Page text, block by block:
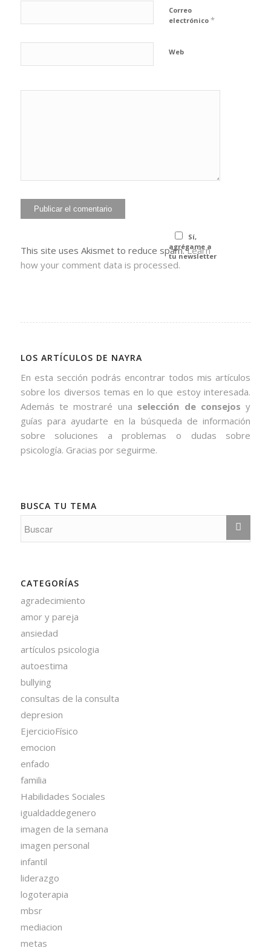
Correo
electrónico *
Web
Sí,
agrégame a
tu newsletter
This site uses Akismet to reduce spam.Learn
how your comment data is processed.
LOS ARTÍCULOS DE NAYRA
En esta sección podrás encontrar todos mis artículos
sobre los diversos temas en lo que estoy interesada.
Además te mostraré una selección de consejos y
guías para ayudarte en la búsqueda de información
sobre soluciones a problemas o dudas sobre
psicología. Gracias por seguirme.
BUSCA TU TEMA
CATEGORÍAS
agradecimiento
amor y pareja
ansiedad
artículos psicologia
autoestima
bullying
consultas de la consulta
depresion
EjercicioFísico
emocion
enfado
familia
Habilidades Sociales
igualdaddegenero
imagen de la semana
imagen personal
infantil
liderazgo
logoterapia
mbsr
mediacion
metas